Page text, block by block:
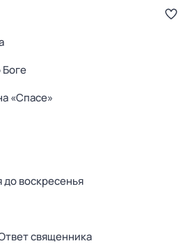
«Спасе»
до воскресенья
священника